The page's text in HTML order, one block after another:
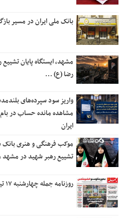
بانک ملی ایران در مسیر
مشهد، ایستگاه پایان
رضا (ع) …
واریز سود سپرده‌های
مشاهده مانده حساب در
ایران
موکب فرهنگی و هنری بانک
تشییع رهبر شهید در
روزنامه جمله چهارشنبه ۱۷ تیر ۱۴۰۵